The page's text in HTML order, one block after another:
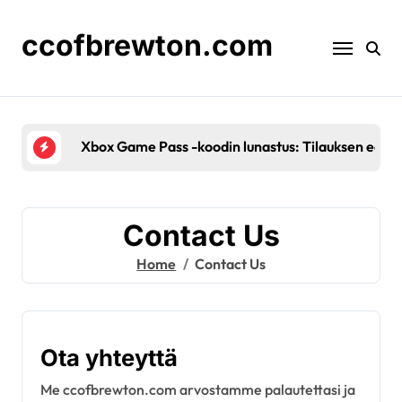
contentccofbrewton.com
Age of
Contact Us
Home Contact Us
Ota yhteyttä
Me ccofbrewton.com arvostamme palautettasi ja